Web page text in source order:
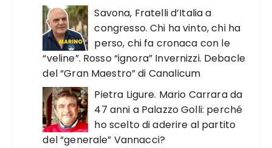
Savona, Fratelli d’Italia a
congresso. Chi ha vinto, chi ha
perso, chi fa cronaca con le
“veline”. Rosso “ignora” Invernizzi. Debacle
del “Gran Maestro” di Canalicum
Pietra Ligure. Mario Carrara da
47 anni a Palazzo Golli: perché
ho scelto di aderire al partito
del “generale” Vannacci?